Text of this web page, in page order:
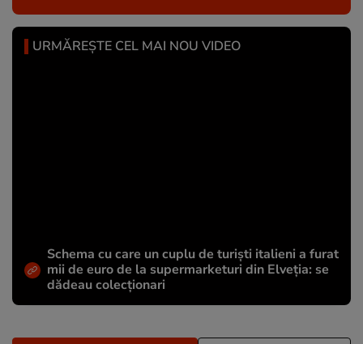
URMĂREȘTE CEL MAI NOU VIDEO
Schema cu care un cuplu de turiști italieni a furat
mii de euro de la supermarketuri din Elveția: se
dădeau colecționari